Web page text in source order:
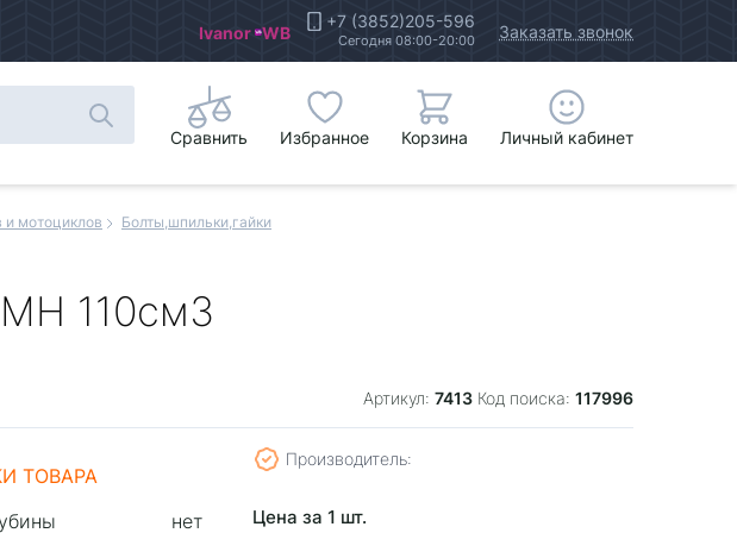
Ivanor WB +7 (3852)205-596
Сегодня 08:00-20:00 Заказать звонок
Сравнить Избранное Корзина Личный кабинет
и мотоциклов
Болты,шпильки,гайки
110см3
Артикул: 7413 Код поиска: 117996
ТОВАРА
нет
Производитель:
Цена за 1 шт.